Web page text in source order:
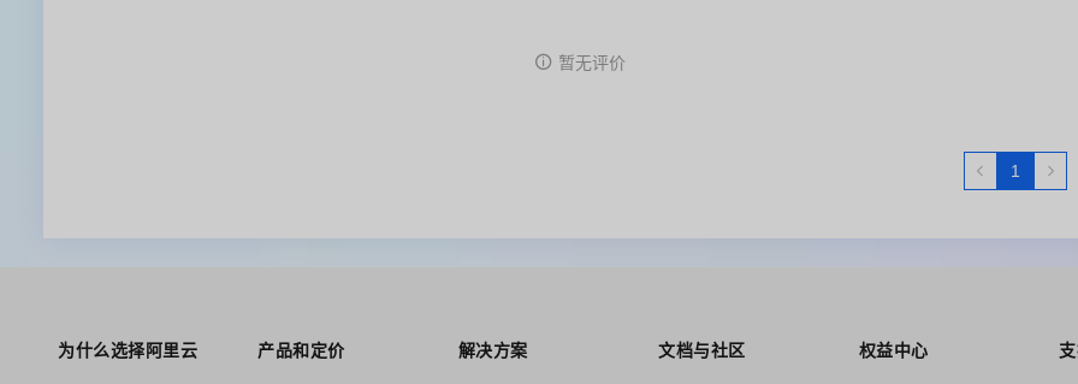
暂无评价
1
为什么选择阿里云 产品和定价 解决方案 文档与社区 权益中心